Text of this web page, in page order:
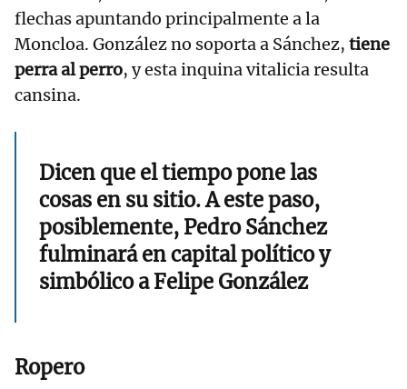
flechas apuntando principalmente a la
Moncloa. González no soporta a Sánchez, tiene
perra al perro, y esta inquina vitalicia resulta
cansina.
Dicen que el tiempo pone las
cosas en su sitio. A este paso,
posiblemente, Pedro Sánchez
fulminará en capital político y
simbólico a Felipe González
Ropero